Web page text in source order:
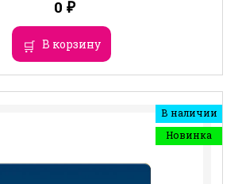
0 ₽
В корзину
В наличии
Новинка